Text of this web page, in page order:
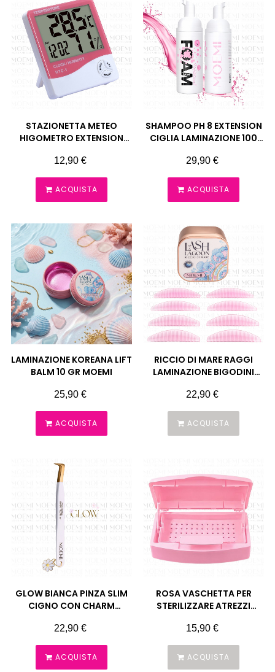
STAZIONETTA METEO
HIGOMETRO EXTENSION
Prezzo
12,90 €
ACQUISTA
SHAMPOO PH 8 EXTENSION
CIGLIA LAMINAZIONE 100
Prezzo
29,90 €
ACQUISTA
LAMINAZIONE KOREANA LIFT
BALM 10 GR MOEMI
Prezzo
25,90 €
ACQUISTA
RICCIO DI MARE RAGGI
LAMINAZIONE BIGODINI
Prezzo
22,90 €
ACQUISTA
GLOW BIANCA PINZA SLIM
CIGNO CON CHARM
Prezzo
22,90 €
ACQUISTA
ROSA VASCHETTA PER
STERILIZZARE ATREZZI
Prezzo
15,90 €
ACQUISTA